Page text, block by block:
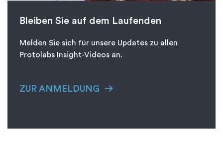
Bleiben Sie auf dem Laufenden
Melden Sie sich für unsere Updates zu allen
Protolabs Insight-Videos an.
ZUR ANMELDUNG